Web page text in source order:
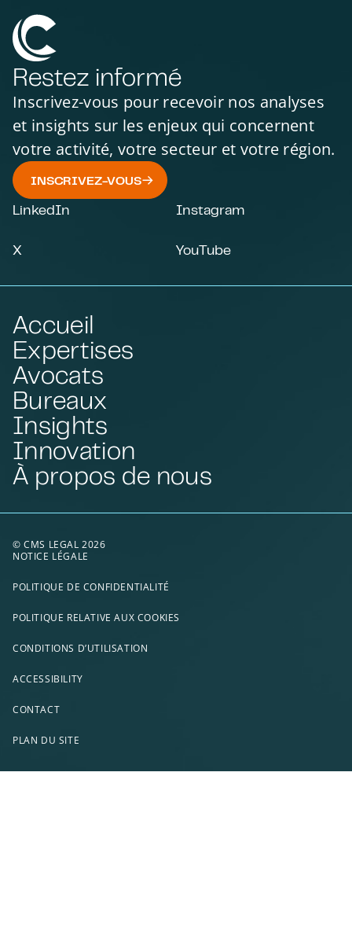
Restez informé
Inscrivez-vous pour recevoir nos analyses
et insights sur les enjeux qui concernent
votre activité, votre secteur et votre région.
INSCRIVEZ-VOUS
LinkedIn Instagram
X YouTube
Accueil
Expertises
Avocats
Bureaux
Insights
Innovation
À propos de nous
© CMS LEGAL 2026
NOTICE LÉGALE
POLITIQUE DE CONFIDENTIALITÉ
POLITIQUE RELATIVE AUX COOKIES
CONDITIONS D’UTILISATION
ACCESSIBILITY
CONTACT
PLAN DU SITE